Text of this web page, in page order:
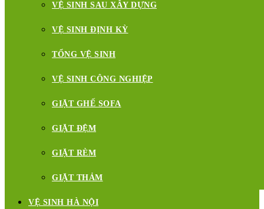
VỆ SINH SAU XÂY DỰNG
VỆ SINH ĐỊNH KỲ
TỔNG VỆ SINH
VỆ SINH CÔNG NGHIỆP
GIẶT GHẾ SOFA
GIẶT ĐỆM
GIẶT RÈM
GIẶT THẢM
VỆ SINH HÀ NỘI